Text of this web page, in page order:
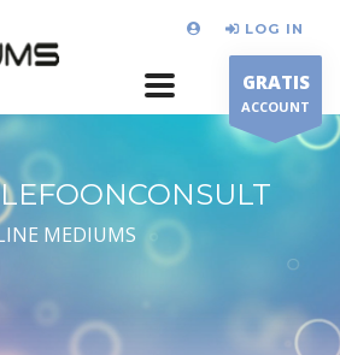
LOG IN
GRATIS
ACCOUNT
MEDIUMS